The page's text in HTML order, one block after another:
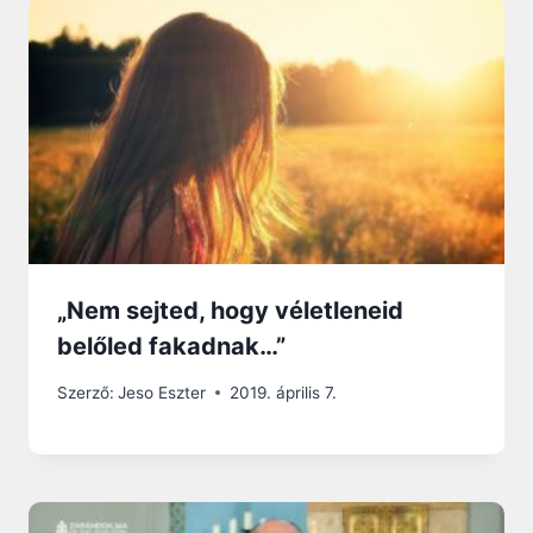
„Nem sejted, hogy véletleneid
belőled fakadnak…”
Szerző: Jeso Eszter 2019. április 7.